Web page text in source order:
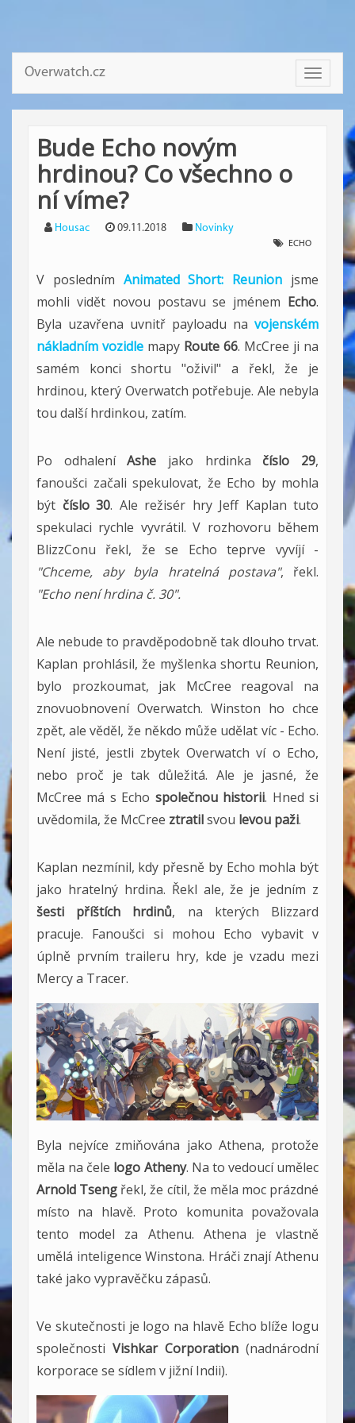
Toggle
Overwatch.cz
Bude Echo novým
hrdinou? Co všechno o
ní víme?
Housac 09.11.2018 Novinky
ECHO
V posledním Animated Short: Reunion jsme
mohli vidět novou postavu se jménem Echo.
Byla uzavřena uvnitř payloadu na vojenském
nákladním vozidle mapy Route 66. McCree ji na
samém konci shortu "oživil" a řekl, že je
hrdinou, který Overwatch potřebuje. Ale nebyla
tou další hrdinkou, zatím.
Po odhaleníAshe jako hrdinka číslo 29,
fanoušci začali spekulovat, že Echo by mohla
být číslo 30. Ale režisér hry Jeff Kaplan tuto
spekulaci rychle vyvrátil. V rozhovoru během
BlizzConu řekl, že se Echo teprve vyvíjí -
"Chceme, aby byla hratelná postava", řekl.
"Echo není hrdina č. 30".
Ale nebude to pravděpodobně tak dlouho trvat.
Kaplan prohlásil, že myšlenka shortu Reunion,
bylo prozkoumat, jak McCree reagoval na
znovuobnovení Overwatch. Winston ho chce
zpět, ale věděl, že někdo může udělat víc - Echo.
Není jisté, jestli zbytek Overwatch ví o Echo,
nebo proč je tak důležitá. Ale je jasné, že
McCree má s Echo společnou historii. Hned si
uvědomila, že McCree ztratilsvou levou paži.
Kaplan nezmínil, kdy přesně by Echo mohla být
jako hratelný hrdina. Řekl ale, že je jedním z
šesti příštích hrdinů, na kterých Blizzard
pracuje. Fanoušci si mohou Echo vybavit v
úplně prvním traileru hry, kde je vzadu mezi
Mercy a Tracer.
Byla nejvíce zmiňována jako Athena, protože
měla na čele logo Atheny. Na to vedoucí umělec
Arnold Tseng řekl, že cítil, že měla moc prázdné
místo na hlavě. Proto komunita považovala
tento model za Athenu. Athena je vlastně
umělá inteligence Winstona. Hráči znají Athenu
také jako vypravěčku zápasů.
Ve skutečnosti je logo na hlavě Echo blíže logu
společnosti Vishkar Corporation (nadnárodní
korporace se sídlem v jižní Indii).